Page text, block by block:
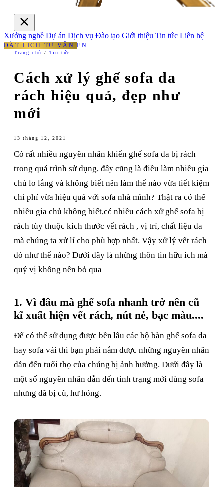
Xưởng nghề Dự án Dịch vụ Đào tạo Giới thiệu Tin tức Liên hệ
ĐẶT LỊCH TƯ VẤNEN
Trang chủ / Tin tức
Cách xử lý ghế sofa da
rách hiệu quả, đẹp như
mới
13 tháng 12, 2021
Có rất nhiều nguyên nhân khiến ghế sofa da bị rách
trong quá trình sử dụng, đây cũng là điều làm nhiều gia
chủ lo lắng và không biết nên làm thế nào vừa tiết kiệm
chi phí vừa hiệu quả với sofa nhà mình? Thật ra có thể
nhiều gia chủ không biết,có nhiều cách xử ghế sofa bị
rách tùy thuộc kích thước vết rách , vị trí, chất liệu da
mà chúng ta xử lí cho phù hợp nhất. Vậy xử lý vết rách
đó như thế nào? Dưới đây là những thôn tin hữu ích mà
quý vị không nên bỏ qua
1. Vì đâu mà ghế sofa nhanh trở nên cũ
kĩ xuất hiện vết rách, nút nẻ, bạc màu....
Để có thể sử dụng được bền lâu các bộ bàn ghế sofa da
hay sofa vải thì bạn phải nắm được những nguyên nhân
dẫn đến tuổi thọ của chúng bị ảnh hưởng. Dưới đây là
một số nguyên nhân dẫn đến tình trạng mới dùng sofa
nhưng đã bị cũ, hư hỏng.